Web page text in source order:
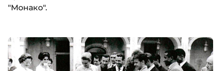
"Монако".